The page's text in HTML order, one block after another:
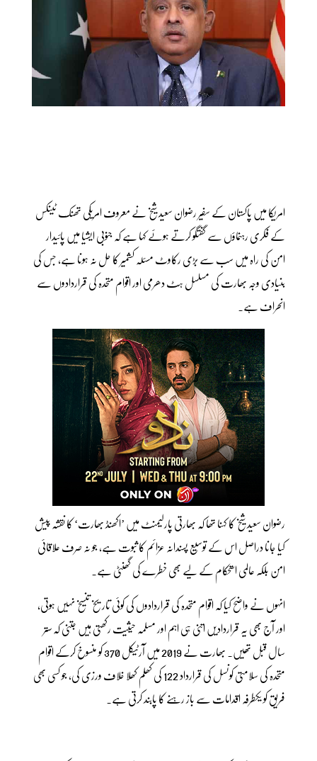
امریکا میں پاکستان کے سفیر رضوان سعید شیخ نے معروف امریکی تھنک ٹینکس
کے فکری رہنماؤں سے گفتگو کرتے ہوئے کہا ہے کہ جنوبی ایشیا میں پائیدار
امن کی راہ میں سب سے بڑی رکاوٹ مسئلہ کشمیر کا حل نہ ہونا ہے، جس کی
بنیادی وجہ بھارت کی مسلسل ہٹ دھرمی اور اقوام متحدہ کی قراردادوں سے
انحراف ہے۔
رضوان سعید شیخ کا کہنا تھا کہ بھارتی پارلیمنٹ میں ’اکھنڈ بھارت‘ کا نقشہ پیش
کیا جانا دراصل اس کے توسیع پسندانہ عزائم کا ثبوت ہے، جو نہ صرف علاقائی
امن بلکہ عالمی استحکام کے لیے بھی خطرے کی گھنٹی ہے۔
انہوں نے واضح کیا کہ اقوام متحدہ کی قراردادوں کی کوئی تاریخ تنسیخ نہیں ہوتی،
اور آج بھی یہ قراردادیں اتنی ہی اہم اور مسلمہ حیثیت رکھتی ہیں جتنی کہ ستر
سال قبل تھیں۔ بھارت نے 2019 میں آرٹیکل 370 کو منسوخ کرکے اقوام
متحدہ کی سلامتی کونسل کی قرارداد 122 کی کھلم کھلا خلاف ورزی کی، جو کسی بھی
فریق کو یکطرفہ اقدامات سے باز رہنے کا پابند کرتی ہے۔